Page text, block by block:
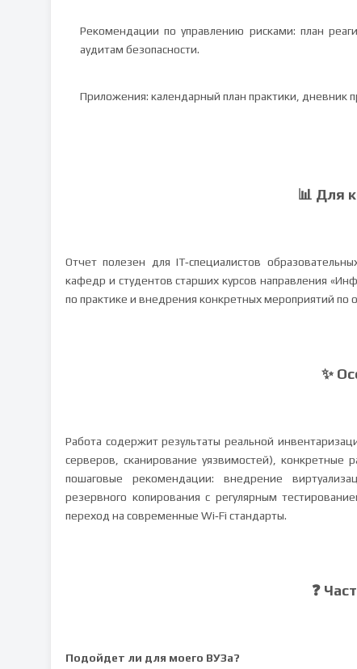
Рекомендации по управлению рисками: план
аудитам безопасности.
Приложения: календарный план практики, дневник
📊 Для
Отчет полезен для IT‑специалистов
кафедр и студентов старших курсов направления
по практике и внедрения конкретных мероприятий по
✨
Работа содержит результаты реальной
серверов, сканирование уязвимостей), конкретные
пошаговые рекомендации: внедрение
резервного копирования с регулярным
переход на современные Wi‑Fi стандарты.
❓
Подойдет ли для моего ВУЗа?